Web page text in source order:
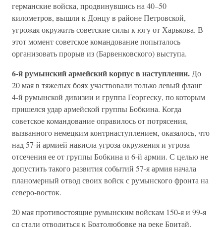
германские войска, продвинувшись на 40–50
километров, вышли к Донцу в районе Петровской,
угрожая окружить советские силы к югу от Харькова. В
этот момент советское командование попыталось
организовать прорыв из (Барвенковского) выступа.
6-й румынский армейский корпус в наступлении. До
20 мая в тяжелых боях участвовали только левый фланг
4-й румынской дивизии и группа Георгеску, по которым
пришелся удар армейской группы Бобкина. Когда
советское командование оправилось от потрясения,
вызванного немецким контрнаступлением, оказалось, что
над 57-й армией нависла угроза окружения и угроза
отсечения ее от группы Бобкина и 6-й армии. С целью не
допустить такого развития событий 57-я армия начала
планомерный отвод своих войск с румынского фронта на
северо-восток.
20 мая противостоящие румынским войскам 150-я и 99-я
сд стали отводиться к Братолюбовке на реке Бритай,